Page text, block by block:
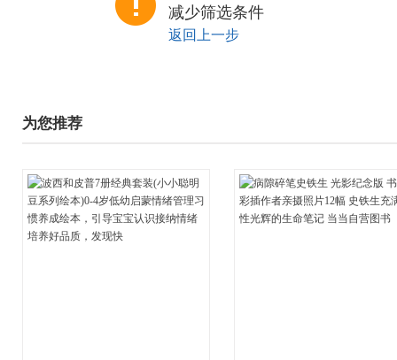
减少筛选条件
返回上一步
为您推荐